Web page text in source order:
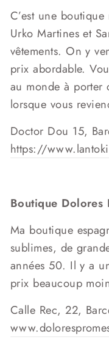
C’est une
Urko Martines et
vêtements. On y
prix abordable.
au monde à porter
lorsque vous
Doctor Dou 15,
https://
Boutique Dolores
Ma boutique
sublimes, de
années 50. Il y a
prix beaucoup
Calle Rec, 22,